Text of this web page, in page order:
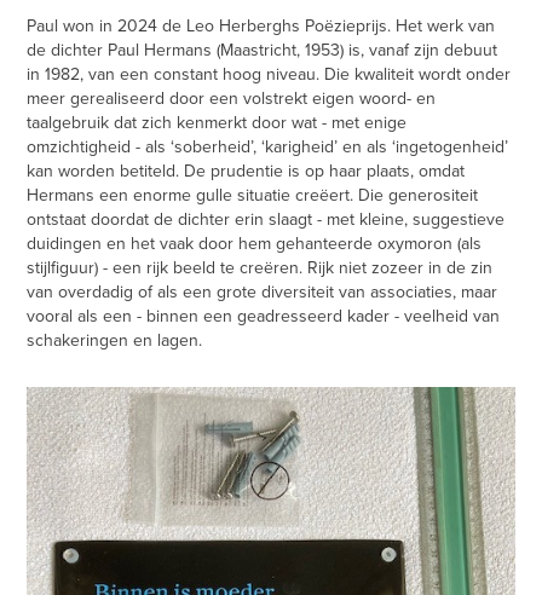
Paul won in 2024 de Leo Herberghs Poëzieprijs. Het werk van
de dichter Paul Hermans (Maastricht, 1953) is, vanaf zijn debuut
in 1982, van een constant hoog niveau. Die kwaliteit wordt onder
meer gerealiseerd door een volstrekt eigen woord- en
taalgebruik dat zich kenmerkt door wat - met enige
omzichtigheid - als ‘soberheid’, ‘karigheid’ en als ‘ingetogenheid’
kan worden betiteld. De prudentie is op haar plaats, omdat
Hermans een enorme gulle situatie creëert. Die generositeit
ontstaat doordat de dichter erin slaagt - met kleine, suggestieve
duidingen en het vaak door hem gehanteerde oxymoron (als
stijlfiguur) - een rijk beeld te creëren. Rijk niet zozeer in de zin
van overdadig of als een grote diversiteit van associaties, maar
vooral als een - binnen een geadresseerd kader - veelheid van
schakeringen en lagen.